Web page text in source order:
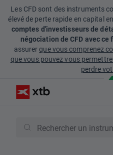
Les CFD sont des instruments
élevé de perte rapide en capital
comptes d'investisseurs de
négociation de CFD avec ce
assurerque vous comprenez
que vous pouvez vous
perdre